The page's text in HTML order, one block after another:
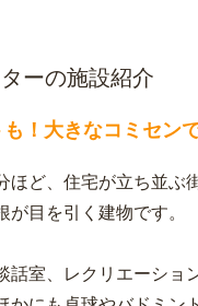
ーの施設紹介
！大きなコミセン
ほど、住宅が立ち並ぶ
目を引く建物です。
話室、レクリエーショ